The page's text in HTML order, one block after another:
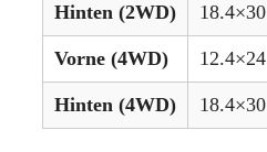
Hinten (2WD) 18.4×30
Vorne (4WD) 12.4×24
Hinten (4WD) 18.4×30